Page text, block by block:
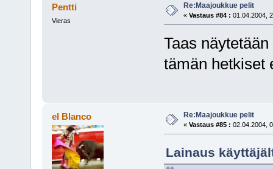
Pentti
Vieras
Re:Maajoukkue pelit
« Vastaus #84 : 01.04.2004,
Taas
tämän hetkiset
el Blanco Re:Maajoukkue pelit
« Vastaus #85 : 02.04.2004,
Lainaus